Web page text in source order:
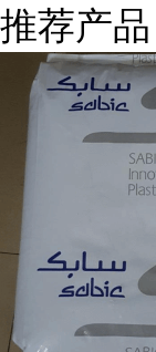
推荐产品